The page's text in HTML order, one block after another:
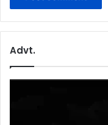
Advt.